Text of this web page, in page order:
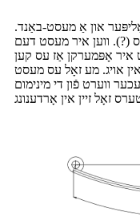
און אַ מעסט-באַנד.
(?). ווען איר מעסט דעם
איר אָפּמערקן אַז עס קען
אויג. מע זאָל עס מעסט
ווערט פֿון די מינימום